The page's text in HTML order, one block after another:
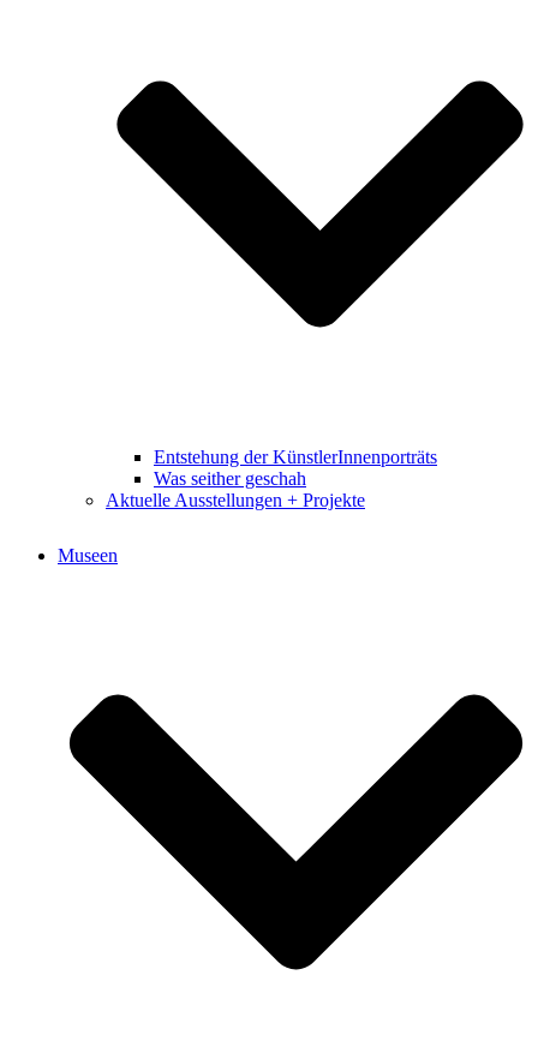
Entstehung der KünstlerInnenporträts
Was seither geschah
Aktuelle Ausstellungen + Projekte
Museen